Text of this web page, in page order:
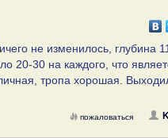
не изменилось, глубина
20-30 на каждого, что
тропа хорошая.
пожаловаться